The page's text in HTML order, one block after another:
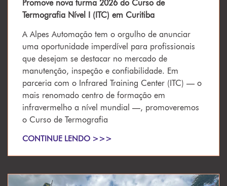
Promove nova turma 2026 do Curso de
Termografia Nível I (ITC) em Curitiba
A Alpes Automação tem o orgulho de anunciar
uma oportunidade imperdível para profissionais
que desejam se destacar no mercado de
manutenção, inspeção e confiabilidade. Em
parceria com o Infrared Training Center (ITC) — o
mais renomado centro de formação em
infravermelho a nível mundial —, promoveremos
o Curso de Termografia
CONTINUE LENDO >>>